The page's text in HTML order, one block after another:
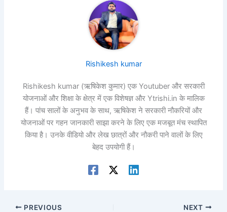
Rishikesh kumar
Rishikesh kumar (ऋषिकेश कुमार) एक Youtuber और सरकारी
योजनाओं और शिक्षा के क्षेत्र में एक विशेषज्ञ और Ytrishi.in के मालिक
हैं। पांच सालों के अनुभव के साथ, ऋषिकेश ने सरकारी नौकरियों और
योजनाओं पर गहन जानकारी साझा करने के लिए एक मजबूत मंच स्थापित
किया है। उनके वीडियो और लेख छात्रों और नौकरी पाने वालों के लिए
बेहद उपयोगी हैं।
PREVIOUS NEXT